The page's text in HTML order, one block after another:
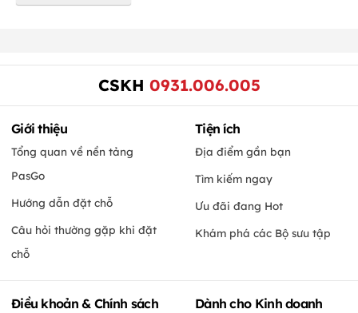
CSKH 0931.006.005
Giới thiệu
Tổng quan về nền tảng
PasGo
Hướng dẫn đặt chỗ
Câu hỏi thường gặp khi đặt
chỗ
Tiện ích
Địa điểm gần bạn
Tìm kiếm ngay
Ưu đãi đang Hot
Khám phá các Bộ sưu tập
Điều khoản & Chính sách Dành cho Kinh doanh